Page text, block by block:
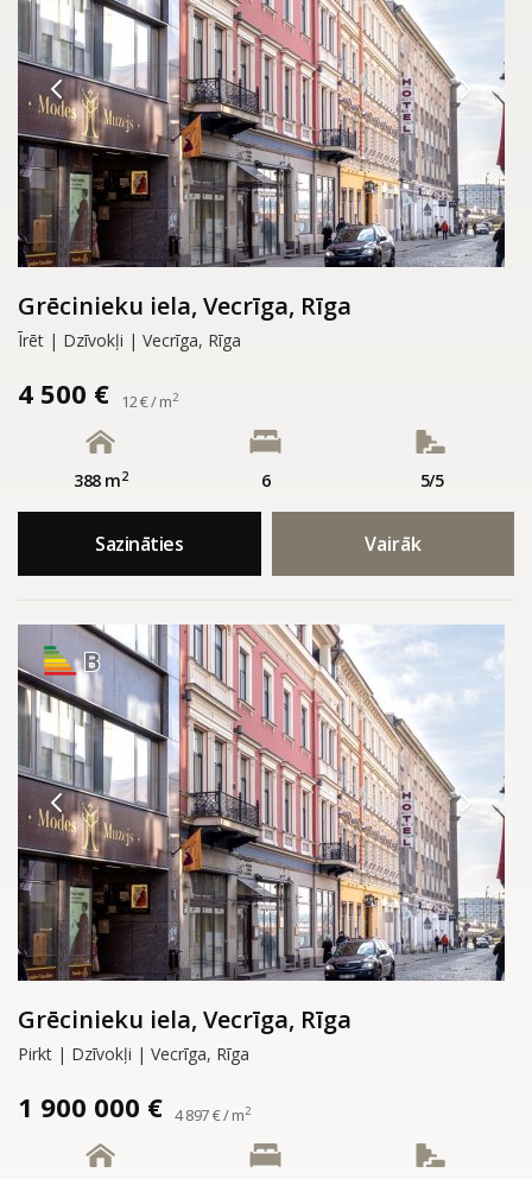
Grēcinieku iela, Vecrīga, Rīga
Īrēt | Dzīvokļi | Vecrīga, Rīga
4 500 € 12 € / m2
388 m2 6 5/5
Sazināties Vairāk
B
Grēcinieku iela, Vecrīga, Rīga
Pirkt | Dzīvokļi | Vecrīga, Rīga
1 900 000 € 4 897 € / m2